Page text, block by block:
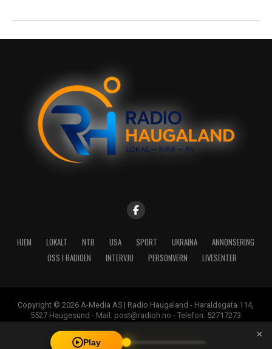
HJEM LOKALT NTB USA SPORT UKRAINA
ANNONSERING
OSS I RADIOEN
INTERVJU PERSONVERN LIVESENTER
Copyright © 2026 A-Media AS | Radio Haugaland - Haraldsgata 114,
5527 Haugesund - Mail: post@radioh.no - Telefon: 52717273
Play
×